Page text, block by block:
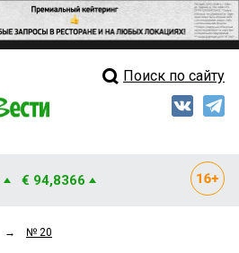
Свежий выпускПоиск по сайту
€ 94,8366
→ № 20